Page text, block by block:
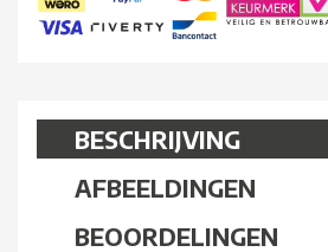
BESCHRIJVING
AFBEELDINGEN
BEOORDELINGEN